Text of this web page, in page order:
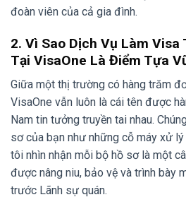
đoàn viên của cả gia đình.
2. Vì Sao Dịch Vụ Làm Visa
Tại VisaOne Là Điểm Tựa
Giữa một thị trường có hàng trăm
VisaOne vẫn luôn là cái tên được
Nam tin tưởng truyền tai nhau.
sơ của bạn như những cỗ máy xử
tôi nhìn nhận mỗi bộ hồ sơ là một
được nâng niu, bảo vệ và trình bày
trước Lãnh sự quán.